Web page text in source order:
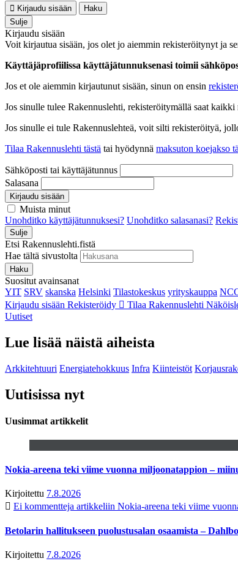
Kirjaudu sisään
Haku
Sulje
Kirjaudu sisään
Voit kirjautua sisään, jos olet jo aiemmin rekisteröitynyt ja
Käyttäjäprofiilissa käyttäjätunnuksenasi toimii
Jos et ole aiemmin kirjautunut sisään, sinun on ensin
Jos sinulle tulee Rakennuslehti, rekisteröitymällä saat
Jos sinulle ei tule Rakennuslehteä, voit silti rekisteröityä,
Tilaa Rakennuslehti tästä tai hyödynnä maksuton koejakso
Sähköposti tai käyttäjätunnus
Salasana
Kirjaudu sisään
Muista minut
Unohditko käyttäjätunnuksesi? Unohditko salasanasi?
Sulje
Etsi Rakennuslehti.fistä
Hae tältä sivustolta
Haku
Suositut avainsanat
YIT SRV skanska Helsinki Tilastokeskus yrityskauppa
Kirjaudu sisään Rekisteröidy Tilaa Rakennuslehti
Uutiset
Lue lisää näistä aiheista
Arkkitehtuuri Energiatehokkuus Infra Kiinteistöt
Uutisissa nyt
Uusimmat artikkelit
Nokia-areena teki viime vuonna miljoonatappion –
Kirjoitettu 7.8.2026
Ei kommentteja artikkeliin Nokia-areena teki viime
Betolarin hallitukseen puolustusalan osaamista –
Kirjoitettu 7.8.2026